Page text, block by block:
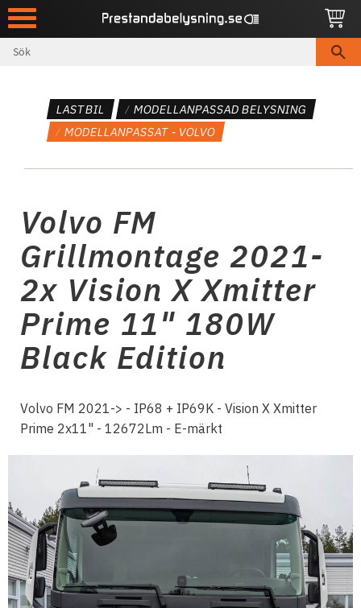
Meny
LASTBIL
MODELLANPASSAD BELYSNING
MODELLANPASSAT - VOLVO
Volvo FM
Grillmontage 2021-
2x Vision X Xmitter
Prime 11" 180W
Black Edition
Volvo FM 2021-> - IP68 + IP69K - Vision X Xmitter
Prime 2x11" - 12672Lm - E-märkt